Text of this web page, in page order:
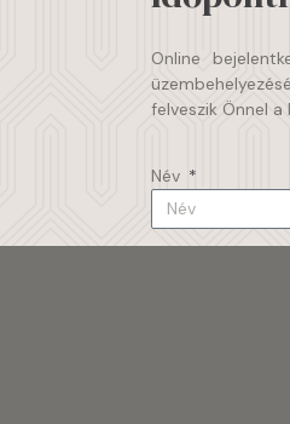
Online
felveszik Önnel
Név
Dr.